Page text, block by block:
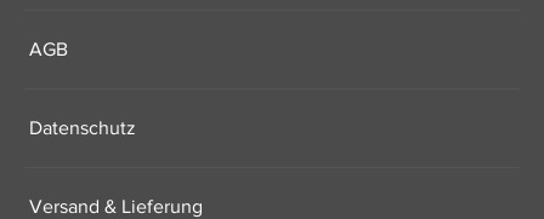
AGB
Datenschutz
Versand & Lieferung